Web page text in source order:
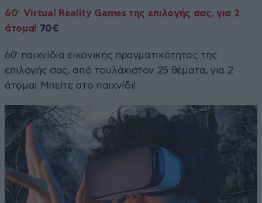
60′ Virtual Reality Games της επιλογής σας, για 2
άτομα! 70€
60′ παιχνίδια εικονικής πραγματικότητας της
επιλογής σας, από τουλάχιστον 25 θέματα, για 2
άτομα! Μπείτε στο παιχνίδι!